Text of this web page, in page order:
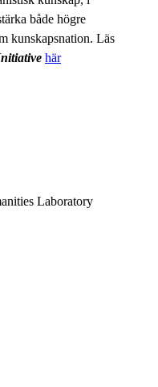
både högre
kunskapsnation. Läs
här
Laboratory